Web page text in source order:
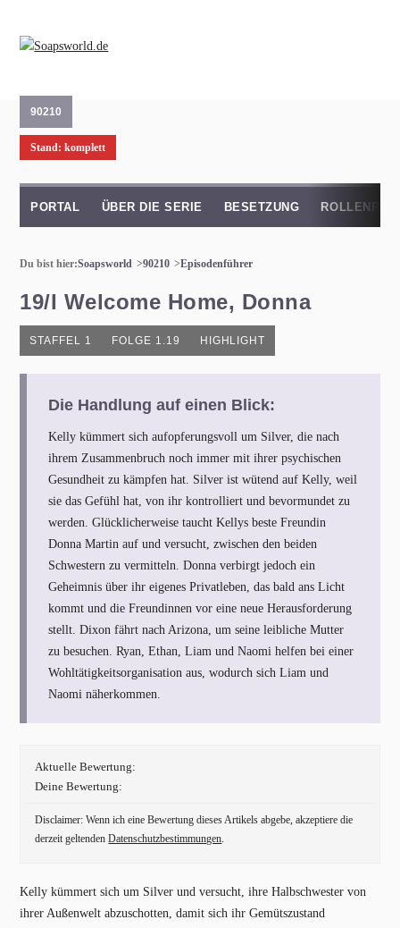
90210
Stand: komplett
PORTAL ÜBER DIE SERIE BESETZUNG
Du bist hier:Soapsworld 90210 Episodenführer
19/I Welcome Home, Donna
STAFFEL 1 FOLGE 1.19 HIGHLIGHT
Die Handlung auf einen Blick:
Kelly kümmert sich aufopferungsvoll um Silver, die nach
ihrem Zusammenbruch noch immer mit ihrer psychischen
Gesundheit zu kämpfen hat. Silver ist wütend auf Kelly, weil
sie das Gefühl hat, von ihr kontrolliert und bevormundet zu
werden. Glücklicherweise taucht Kellys beste Freundin
Donna Martin auf und versucht, zwischen den beiden
Schwestern zu vermitteln. Donna verbirgt jedoch ein
Geheimnis über ihr eigenes Privatleben, das bald ans Licht
kommt und die Freundinnen vor eine neue Herausforderung
stellt. Dixon fährt nach Arizona, um seine leibliche Mutter
zu besuchen. Ryan, Ethan, Liam und Naomi helfen bei einer
Wohltätigkeitsorganisation aus, wodurch sich Liam und
Naomi näherkommen.
Aktuelle Bewertung:
Deine Bewertung:
Disclaimer: Wenn ich eine Bewertung dieses Artikels abgebe, akzeptiere die
derzeit geltendenDatenschutzbestimmungen.
Kelly kümmert sich um Silver und versucht, ihre Halbschwester von
ihrer Außenwelt abzuschotten, damit sich ihr Gemütszustand